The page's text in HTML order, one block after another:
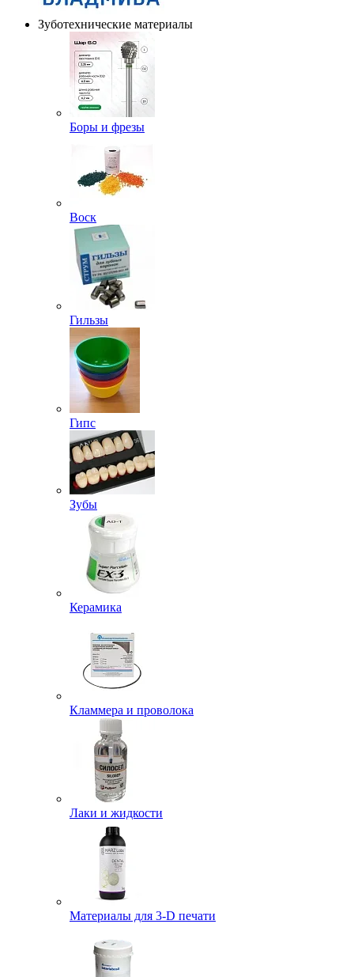
Зуботехнические материалы
Боры и фрезы
Воск
Гильзы
Гипс
Зубы
Керамика
Кламмера и проволока
Лаки и жидкости
Материалы для 3-D печати